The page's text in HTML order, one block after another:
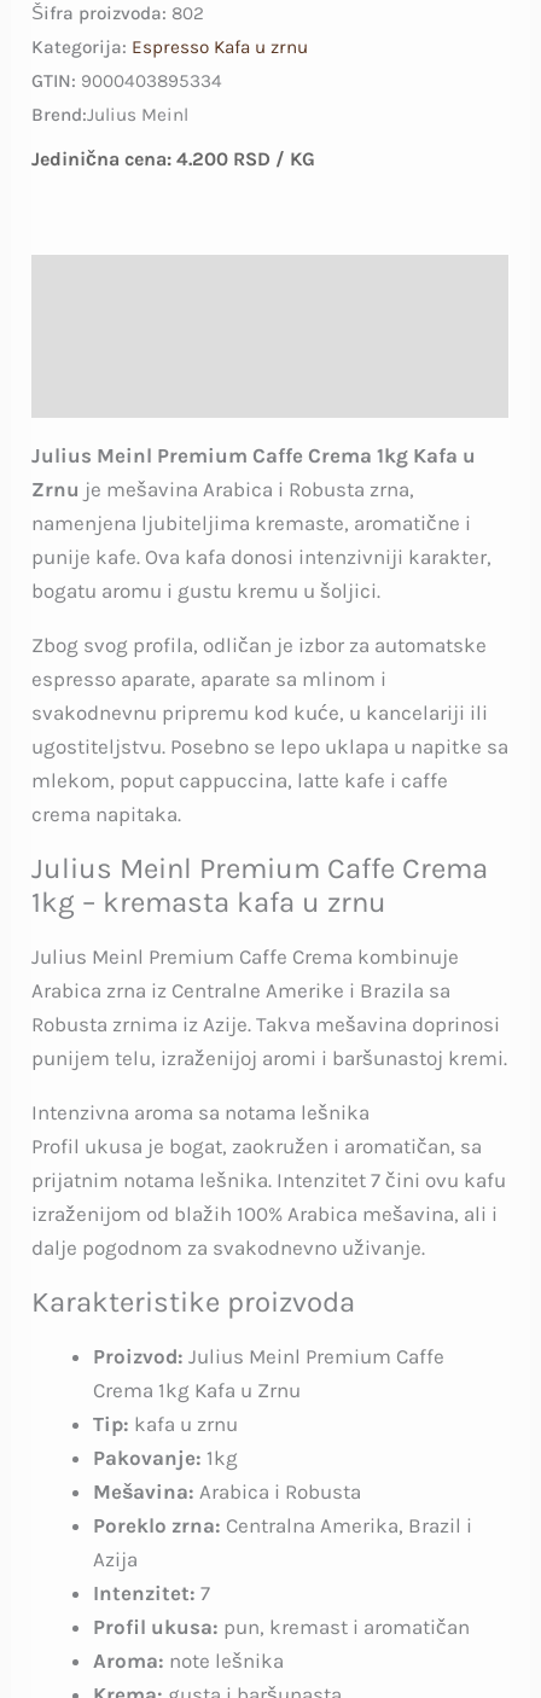
Šifra proizvoda: 802
Kategorija: Espresso Kafa u zrnu
GTIN: 9000403895334
Brend:Julius Meinl
Jedinična cena:4.200 RSD / KG
Julius Meinl Premium Caffe Crema 1kg Kafa u
Zrnu je mešavina Arabica i Robusta zrna,
namenjena ljubiteljima kremaste, aromatične i
punije kafe. Ova kafa donosi intenzivniji karakter,
bogatu aromu i gustu kremu u šoljici.
Zbog svog profila, odličan je izbor za automatske
espresso aparate, aparate sa mlinom i
svakodnevnu pripremu kod kuće, u kancelariji ili
ugostiteljstvu. Posebno se lepo uklapa u napitke sa
mlekom, poput cappuccina, latte kafe i caffe
crema napitaka.
Julius Meinl Premium Caffe Crema
1kg – kremasta kafa u zrnu
Julius Meinl Premium Caffe Crema kombinuje
Arabica zrna iz Centralne Amerike i Brazila sa
Robusta zrnima iz Azije. Takva mešavina doprinosi
punijem telu, izraženijoj aromi i baršunastoj kremi.
Intenzivna aroma sa notama lešnika
Profil ukusa je bogat, zaokružen i aromatičan, sa
prijatnim notama lešnika. Intenzitet 7 čini ovu kafu
izraženijom od blažih 100% Arabica mešavina, ali i
dalje pogodnom za svakodnevno uživanje.
Karakteristike proizvoda
Proizvod: Julius Meinl Premium Caffe
Crema 1kg Kafa u Zrnu
Tip: kafa u zrnu
Pakovanje: 1kg
Mešavina: Arabica i Robusta
Poreklo zrna: Centralna Amerika, Brazil i
Azija
Intenzitet: 7
Profil ukusa: pun, kremast i aromatičan
Aroma: note lešnika